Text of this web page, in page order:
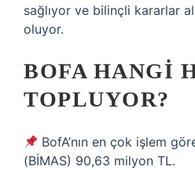
sağlıyor ve bilinçli kararlar
oluyor.
BOFA HANGI
TOPLUYOR?
BofA’nın en çok işlem
(BİMAS) 90,63 milyon TL.